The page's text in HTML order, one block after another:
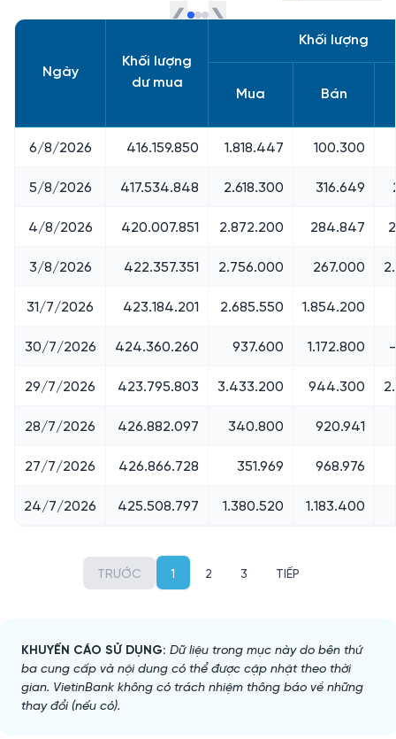
❮ ❯
Ngày
Khối lượng
dư mua
Khối lượng
Mua Bán
6/8/2026 416.159.850 1.818.447 100.300
5/8/2026 417.534.848 2.618.300 316.649
4/8/2026 420.007.851 2.872.200 284.847
3/8/2026 422.357.351 2.756.000 267.000
31/7/2026 423.184.201 2.685.550 1.854.200
30/7/2026 424.360.260 937.600 1.172.800
29/7/2026 423.795.803 3.433.200 944.300
28/7/2026 426.882.097 340.800 920.941
27/7/2026 426.866.728 351.969 968.976
24/7/2026 425.508.797 1.380.520 1.183.400
TRƯỚC 1 2 3 TIẾP
KHUYẾN CÁO SỬ DỤNG: Dữ liệu trong mục này do bên thứ
ba cung cấp và nội dung có thể được cập nhật theo thời
gian. VietinBank không có trách nhiệm thông báo về những
thay đổi (nếu có).